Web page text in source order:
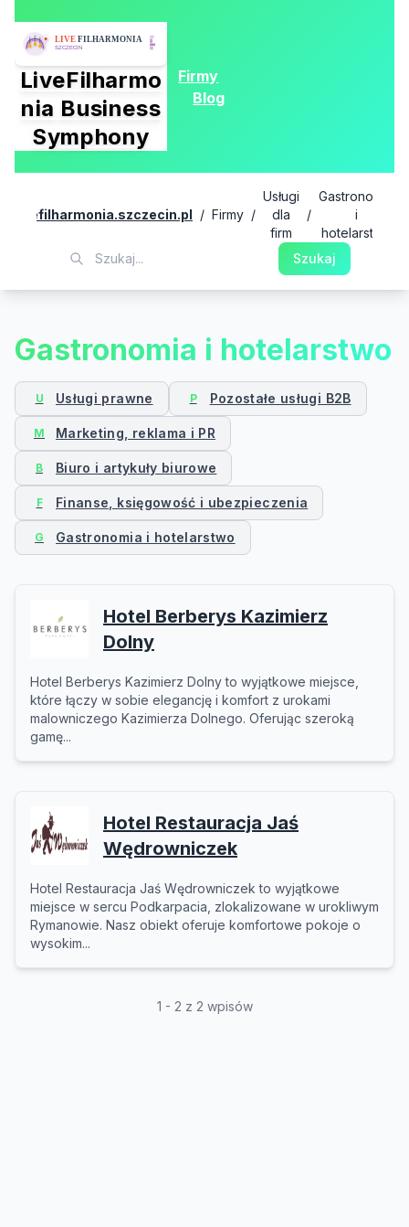
LiveFilharmo
nia Business
Symphony
Firmy
Blog
livefilharmonia.szczecin.pl / Firmy /
Usługi
dla
firm
/
Gastronomia
i
hotelarstwo
Szukaj
Gastronomia i hotelarstwo
U Usługi prawne P Pozostałe usługi B2B
M Marketing, reklama i PR
B Biuro i artykuły biurowe
F Finanse, księgowość i ubezpieczenia
G Gastronomia i hotelarstwo
Hotel Berberys Kazimierz
Dolny
Hotel Berberys Kazimierz Dolny to wyjątkowe miejsce,
które łączy w sobie elegancję i komfort z urokami
malowniczego Kazimierza Dolnego. Oferując szeroką
gamę...
Hotel Restauracja Jaś
Wędrowniczek
Hotel Restauracja Jaś Wędrowniczek to wyjątkowe
miejsce w sercu Podkarpacia, zlokalizowane w urokliwym
Rymanowie. Nasz obiekt oferuje komfortowe pokoje o
wysokim...
1 - 2 z 2 wpisów